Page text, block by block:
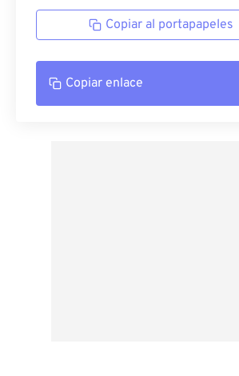
Copiar al portapapeles
Copiar enlace